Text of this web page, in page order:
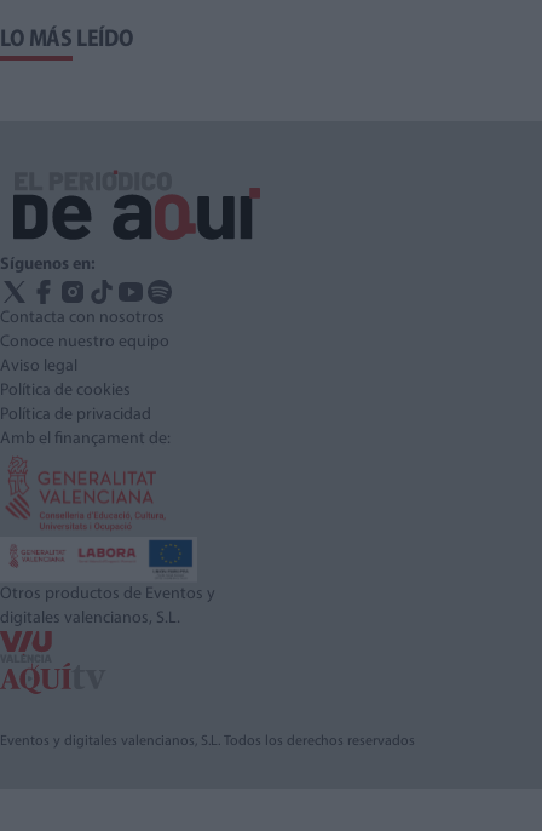
LO MÁS LEÍDO
Síguenos en:
Contacta con nosotros
Conoce nuestro equipo
Aviso legal
Política de cookies
Política de privacidad
Amb el finançament de:
Otros productos de Eventos y
digitales valencianos, S.L.
Eventos y digitales valencianos, S.L. Todos los derechos reservados